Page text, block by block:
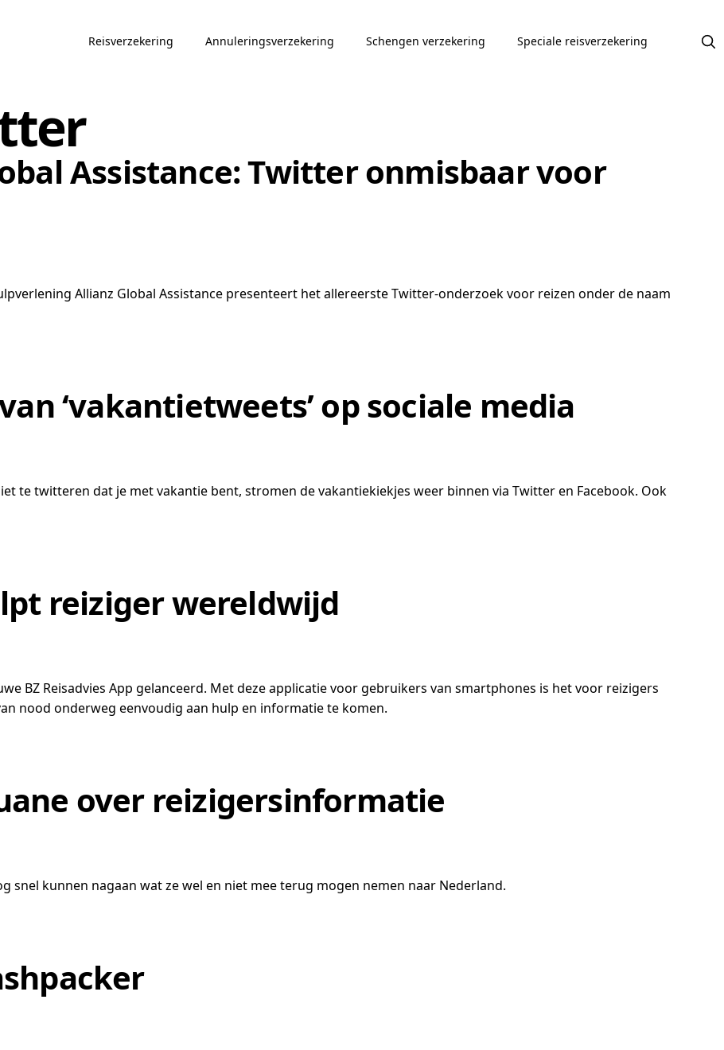
Reisverzekering Annuleringsverzekering Schengen verzekering Speciale reisverzekering
Assistance: Twitter onmisbaar voor
Allianz Global Assistance presenteert het allereerste Twitter-onderzoek voor reizen onder de naam
‘vakantietweets’ op sociale media
te twitteren dat je met vakantie bent, stromen de vakantiekiekjes weer binnen via Twitter en Facebook. Ook
reiziger wereldwijd
BZ Reisadvies App gelanceerd. Met deze applicatie voor gebruikers van smartphones is het voor reizigers
nood onderweg eenvoudig aan hulp en informatie te komen.
over reizigersinformatie
snel kunnen nagaan wat ze wel en niet mee terug mogen nemen naar Nederland.